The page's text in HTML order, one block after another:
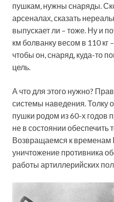
пушкам, нужны снаряды.
арсеналах, сказать
выпускает ли – тоже. Ну и
км болванку весом в 110 кг
чтобы он, снаряд, куда-то
цель.
А что для этого нужно?
системы наведения. Толку
пушки родом из 60-х годов
не в состоянии обеспечить
Возвращаемся к временам
уничтожение противника
работы артиллерийских